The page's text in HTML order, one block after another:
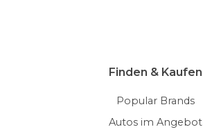
Finden & Kaufen
Popular Brands
Autos im Angebot